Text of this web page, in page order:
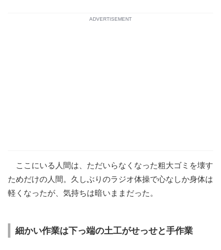
ADVERTISEMENT
ここにいる人間は、ただいらなくなった粗大ゴミを壊す
ためだけの人間。久しぶりのラジオ体操で心なしか身体は
軽くなったが、気持ちは暗いままだった。
細かい作業は下っ端の土工がせっせと手作業